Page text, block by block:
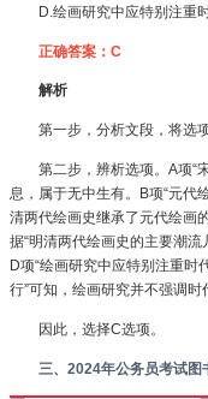
D.绘画研究中应特别注重
正确答案：C
解析
第一步，分析文段，将选
第二步，辨析选项。A项“
息，属于无中生有。B项“元代
清两代绘画史继承了元代绘画
据“明清两代绘画史的主要潮流
D项“绘画研究中应特别注重时
行”可知，绘画研究并不强调时
因此，选择C选项。
三、2024年公务员考试图